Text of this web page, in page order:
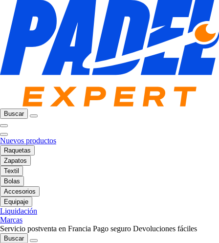
Buscar
Nuevos productos
Raquetas
Zapatos
Textil
Bolas
Accesorios
Equipaje
Liquidación
Marcas
Servicio postventa en Francia Pago seguro Devoluciones fáciles
Buscar